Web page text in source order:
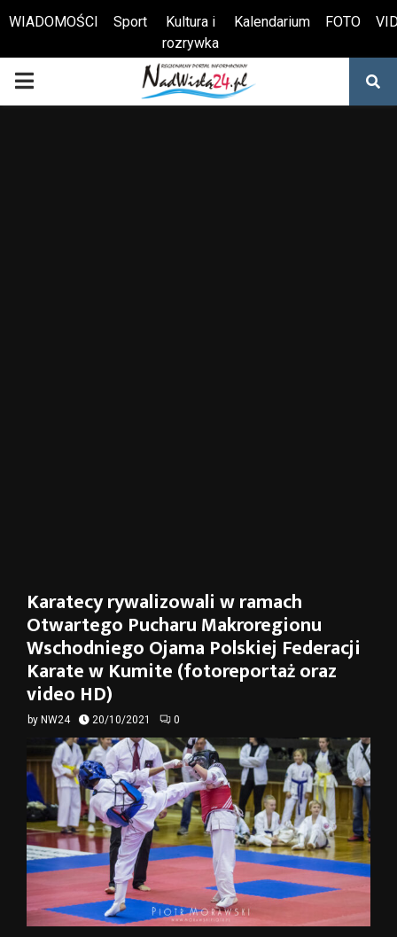
Otwórz pasek narzędzi
WIADOMOŚCI Sport
Kultura i
rozrywka
Kalendarium FOTO
PRIMARY
Karatecy rywalizowali w ramach
Otwartego Pucharu Makroregionu
Wschodniego Ojama Polskiej Federacji
Karate w Kumite (fotoreportaż oraz
video HD)
by NW24 20/10/2021 0